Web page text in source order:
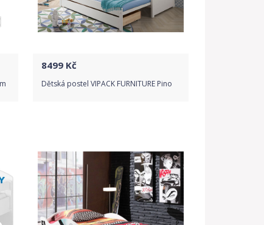
8499 Kč
Dětská postel VIPACK FURNITURE Pino
Detail produktu